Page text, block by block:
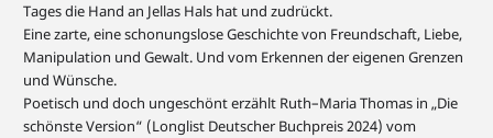
Tages die Hand an Jellas Hals hat und zudrückt.
Eine zarte, eine schonungslose Geschichte von Freundschaft, Liebe,
Manipulation und Gewalt. Und vom Erkennen der eigenen Grenzen
und Wünsche.
Poetisch und doch ungeschönt erzählt Ruth–Maria Thomas in „Die
schönste Version“ (Longlist Deutscher Buchpreis 2024) vom